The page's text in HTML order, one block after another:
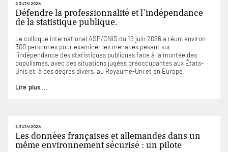
2 JUIN 2026
Défendre la professionnalité et l’indépendance
de la statistique publique.
Le colloque international ASP/CNIS du 19 juin 2026 a réuni environ
300 personnes pour examiner les menaces pesant sur
l’indépendance des statistiques publiques face à la montée des
populismes, avec des situations jugées préoccupantes aux États-
Unis et, à des degrés divers, au Royaume-Uni et en Europe.
Lire plus ...
1 JUIN 2026
Les données françaises et allemandes dans un
même environnement sécurisé : un pilote